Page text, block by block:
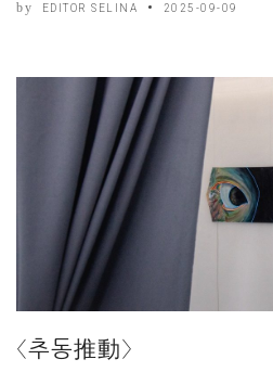
by EDITOR SELINA 2025-09-09
〈추동推動〉